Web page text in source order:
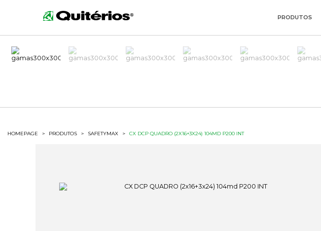
PRODUTOS
HOMEPAGE > PRODUTOS > SAFETYMAX > CX DCP QUADRO (2X16+3X24) 104MD P200 INT